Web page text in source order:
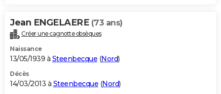
Jean ENGELAERE (73 ans)
Créer une cagnotte obsèques
Naissance
13/05/1939 à Steenbecque (Nord)
Décès
14/03/2013 à Steenbecque (Nord)